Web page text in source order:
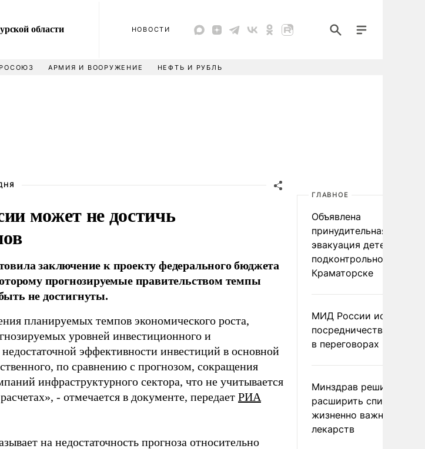
области
НОВОСТИ
АРМИЯ И ВООРУЖЕНИЕ НЕФТЬ И РУБЛЬ
может не достичь
заключение к проекту федерального бюджета
прогнозируемые правительством темпы
не достигнуты.
планируемых темпов экономического роста,
уровней инвестиционного и
недостаточной эффективности инвестиций в основной
по сравнению с прогнозом, сокращения
инфраструктурного сектора, что не учитывается
- отмечается в документе, передает РИА
на недостаточность прогноза относительно
ГЛАВНОЕ
Объявлена
принудительная
эвакуация детей в
подконтрольном Киеву
Краматорске
МИД России исключил
посредничество
в переговорах по
Минздрав решил
расширить список
жизненно важных
лекарств